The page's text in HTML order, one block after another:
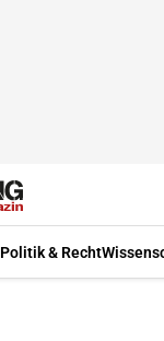
Politik & Recht